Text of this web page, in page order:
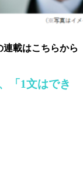
載はこちらから
「1文はでき